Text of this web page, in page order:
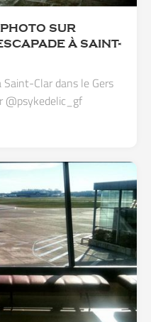
SUR
À SAINT-
Clar dans le Gers
@psykedelic_gf